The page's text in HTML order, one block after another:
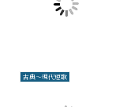
古典～現代短歌